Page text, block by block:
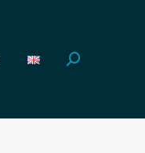
Search: